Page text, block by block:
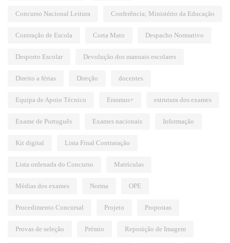
Concurso Nacional Leitura Conferência; Ministério da Educação
Contração de Escola Corta Mato Despacho Normativo
Desporto Escolar Devolução dos manuais escolares
Direito a férias Direção docentes
Equipa de Apoio Técnico Erasmus+ estrutura dos exames
Exame de Português Exames nacionais Informação
Kit digital Lista Final Contratação
Lista ordenada do Concurso Matrículas
Médias dos exames Norma OPE
Procedimento Concursal Projeto Propostas
Provas de seleção Prémio Reposição de Imagem